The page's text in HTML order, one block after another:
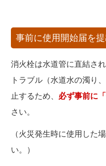
事前に使用開始届を
消火栓は水道管に直結さ
トラブル（水道水の濁り
止するため、 必ず事前に
さい。
（火災発生時に使用した
い。）